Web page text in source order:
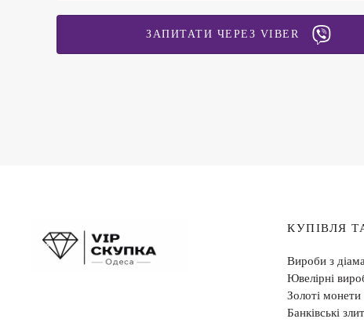
ЗАПИТАТИ ЧЕРЕЗ VIBER
КУПІВЛЯ
Вироби з
Ювелірні
Золоті монети
Банківські